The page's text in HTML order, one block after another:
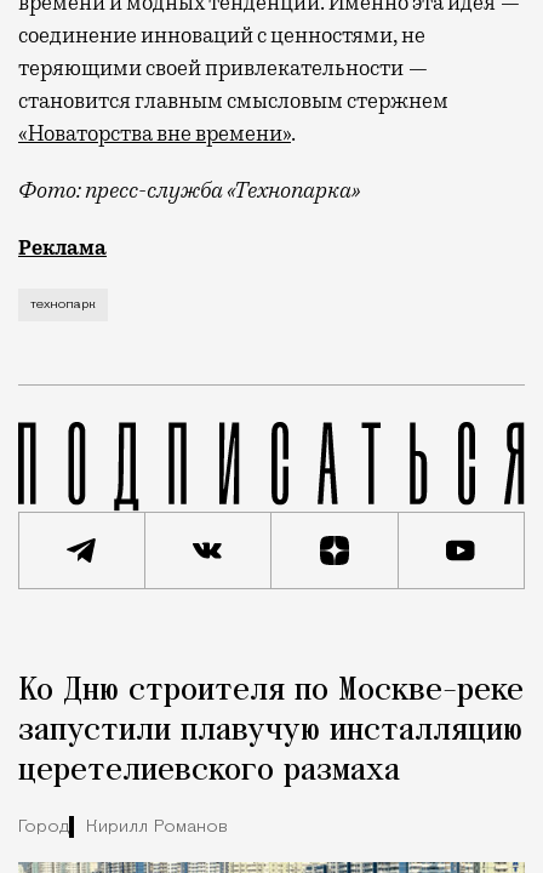
соединение инноваций с ценностями, не
теряющими своей привлекательности —
становится главным смысловым стержнем
«Новаторства вне времени».
Фото: пресс-служба «Технопарка»
Рекламные кампании техники редко выходят за
Реклама
технопарк
Город
Ко Дню строителя по Москве-реке
запустили плавучую инсталляцию
церетелиевского размаха
Город Кирилл Романов